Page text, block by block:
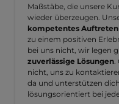
Maßstäbe, die unsere
wieder überzeugen.
kompetentes Auftreten
zu einem positiven
bei uns nicht, wir legen
zuverlässige Lösungen.
nicht, uns zu
da und unterstützen
lösungsorientiert bei